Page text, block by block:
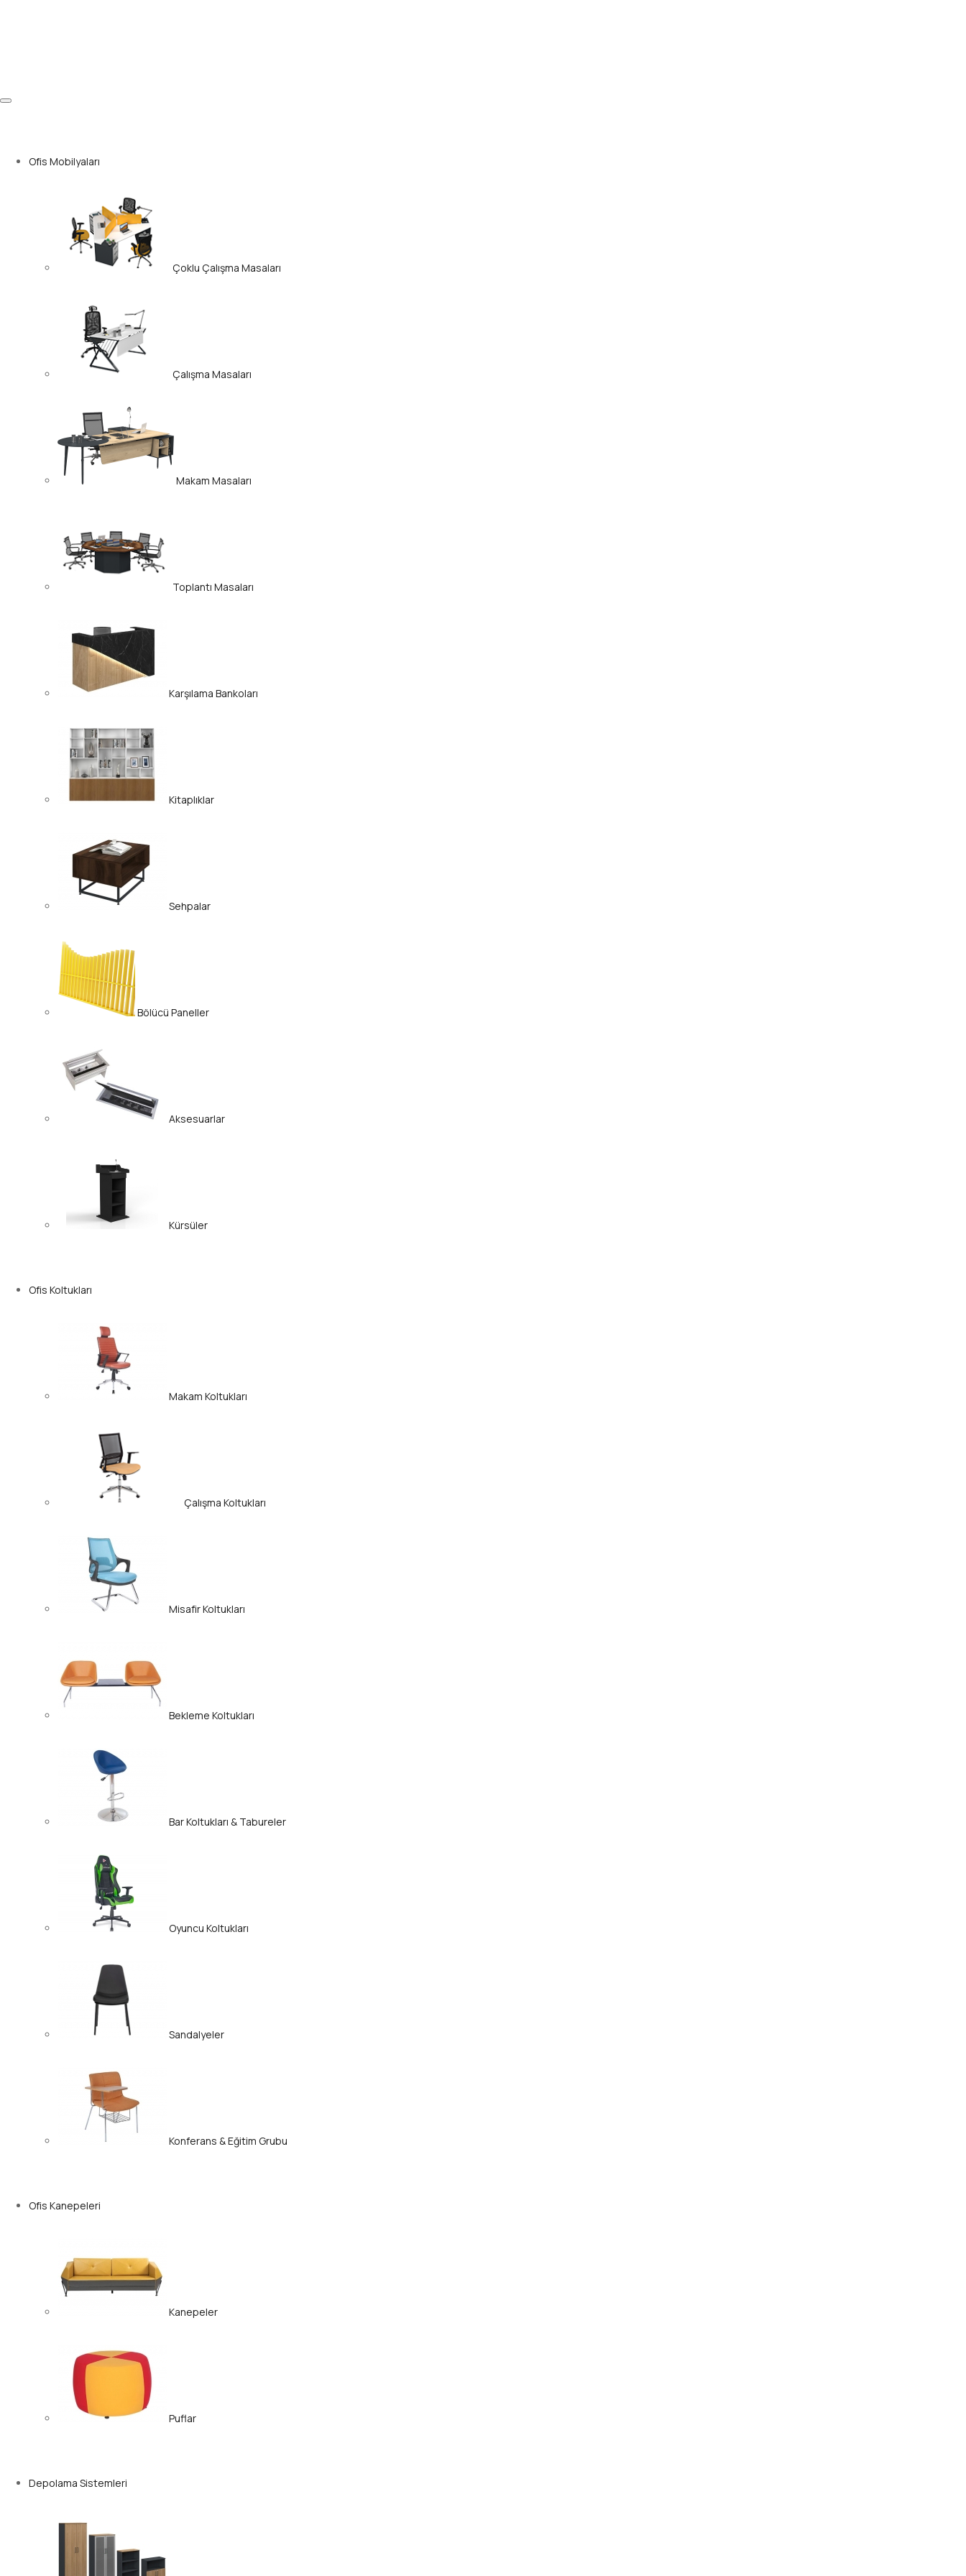
Ofis Mobilyaları
Çoklu Çalışma Masaları
Çalışma Masaları
Makam Masaları
Toplantı Masaları
Karşılama Bankoları
Kitaplıklar
Sehpalar
Bölücü Paneller
Aksesuarlar
Kürsüler
Ofis Koltukları
Makam Koltukları
Çalışma Koltukları
Misafir Koltukları
Bekleme Koltukları
Bar Koltukları & Tabureler
Oyuncu Koltukları
Sandalyeler
Konferans & Eğitim Grubu
Ofis Kanepeleri
Kanepeler
Puflar
Depolama Sistemleri